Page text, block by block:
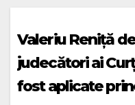
Valeriu Reniță
judecători ai
fost aplicate